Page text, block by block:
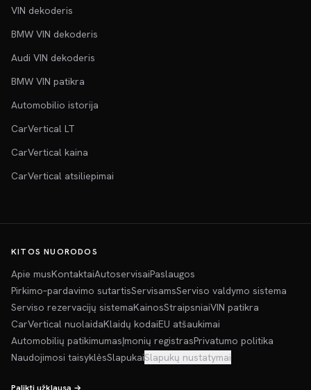
VIN dekoderis
BMW VIN dekoderis
Audi VIN dekoderis
BMW VIN patikra
Automobilio istorija
CarVertical LT
CarVertical kaina
CarVertical atsiliepimai
KITOS NUORODOS
Apie musKontaktaiAutoservisaiPaslaugos
Pirkimo–pardavimo sutartisServisamsServiso valdymo sistema
Serviso rezervacijų sistemaKainosStraipsniaiVIN patikra
CarVertical nuolaidaKlaidų kodaiEU atšaukimai
Automobilių patikimumasĮmonių registrasPrivatumo politika
Naudojimosi taisyklėsSlapukaiSlapukų nustatymai